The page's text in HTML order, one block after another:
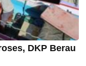
DKP Berau